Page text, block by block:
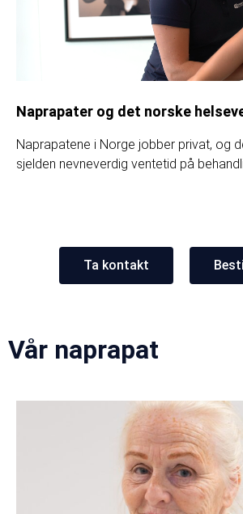
Naprapater og det norske
Naprapatene i Norge jobber privat, og
sjelden nevneverdig ventetid på
Ta kontakt
Vår naprapat